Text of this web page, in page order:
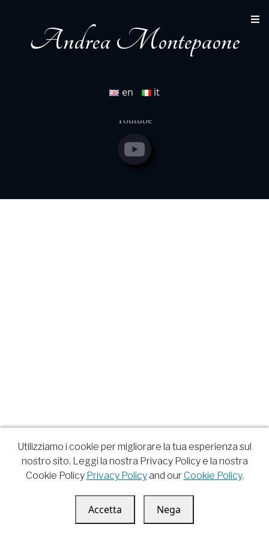
Andrea Montepaone
en it
Youtube
Utilizziamo i cookie per migliorare la tua esperienza sul
nostro sito. Leggi la nostra Privacy Policy e la nostra
Cookie Policy Privacy Policyand our Cookie Policy.
Accetta Nega